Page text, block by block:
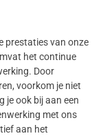
prestaties van onze
het continue
Door
voorkom je niet
je ook bij aan een
met ons
aan het